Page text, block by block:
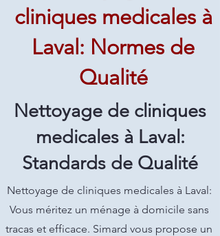
cliniques medicales à
Laval: Normes de
Qualité
Nettoyage de cliniques
medicales à Laval:
Standards de Qualité
Nettoyage de cliniques medicales à Laval:
Vous méritez un ménage à domicile sans
tracas et efficace. Simard vous propose un